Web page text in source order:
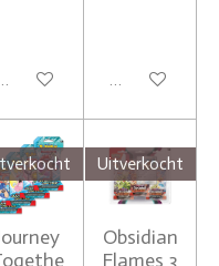
winkelwagen Houd mij op
Uitverkocht
Obsidian
Flames 3